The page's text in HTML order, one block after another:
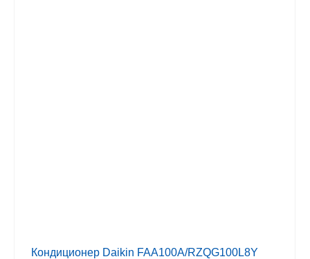
Кондиционер Daikin FAA100A/RZQG100L8Y